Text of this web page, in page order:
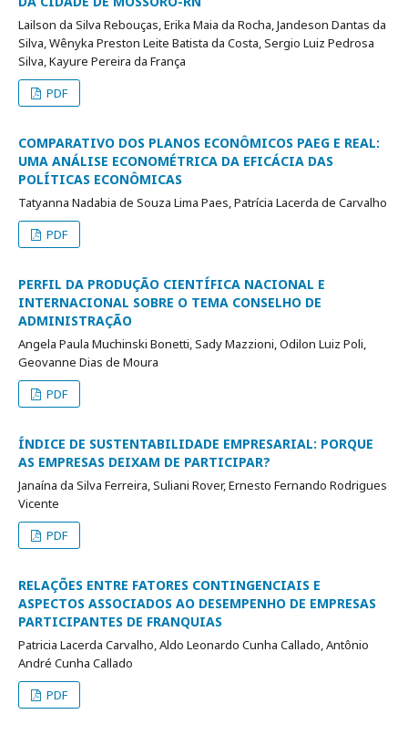
Lailson da Silva Rebouças, Erika Maia da Rocha, Jandeson Dantas da
Silva, Wênyka Preston Leite Batista da Costa, Sergio Luiz Pedrosa
Silva, Kayure Pereira da França
PDF
COMPARATIVO DOS PLANOS ECONÔMICOS PAEG E REAL:
UMA ANÁLISE ECONOMÉTRICA DA EFICÁCIA DAS
POLÍTICAS ECONÔMICAS
Tatyanna Nadabia de Souza Lima Paes, Patrícia Lacerda de Carvalho
PDF
PERFIL DA PRODUÇÃO CIENTÍFICA NACIONAL E
INTERNACIONAL SOBRE O TEMA CONSELHO DE
ADMINISTRAÇÃO
Angela Paula Muchinski Bonetti, Sady Mazzioni, Odilon Luiz Poli,
Geovanne Dias de Moura
PDF
ÍNDICE DE SUSTENTABILIDADE EMPRESARIAL: PORQUE
AS EMPRESAS DEIXAM DE PARTICIPAR?
Janaína da Silva Ferreira, Suliani Rover, Ernesto Fernando Rodrigues
Vicente
PDF
RELAÇÕES ENTRE FATORES CONTINGENCIAIS E
ASPECTOS ASSOCIADOS AO DESEMPENHO DE EMPRESAS
PARTICIPANTES DE FRANQUIAS
Patricia Lacerda Carvalho, Aldo Leonardo Cunha Callado, Antônio
André Cunha Callado
PDF